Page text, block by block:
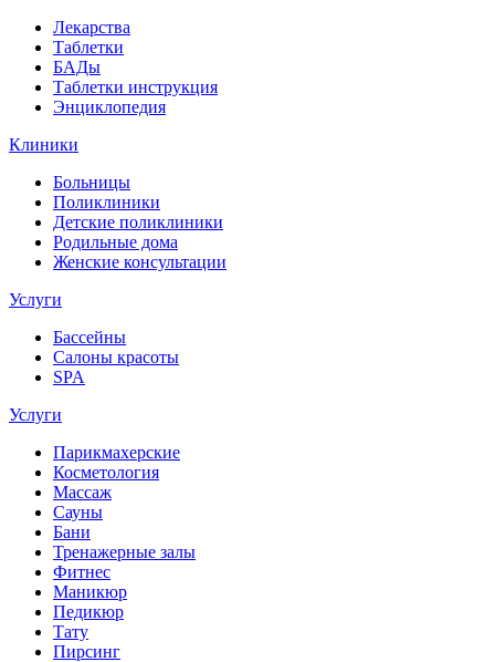
Лекарства
Таблетки
БАДы
Таблетки инструкция
Энциклопедия
Клиники
Больницы
Поликлиники
Детские поликлиники
Родильные дома
Женские консультации
Услуги
Бассейны
Салоны красоты
SPA
Услуги
Парикмахерские
Косметология
Массаж
Сауны
Бани
Тренажерные залы
Фитнес
Маникюр
Педикюр
Тату
Пирсинг